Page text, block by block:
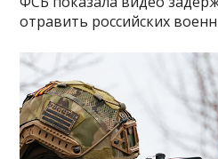
отравить российских